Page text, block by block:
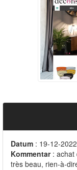
Datum : 19-12-
Kommentar: achat
très beau, rien-à-